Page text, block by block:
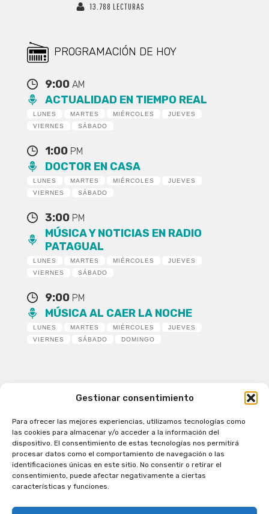
Gestionar consentimiento
Para ofrecer las mejores experiencias, utilizamos tecnologías como
las cookies para almacenar y/o acceder a la información del
dispositivo. El consentimiento de estas tecnologías nos permitirá
procesar datos como el comportamiento de navegación o las
identificaciones únicas en este sitio. No consentir o retirar el
consentimiento, puede afectar negativamente a ciertas
características y funciones.
13.788 LECTURAS
PROGRAMACIÓN DE HOY
9:00 AM
ACTUALIDAD EN TIEMPO REAL
LUNES MARTES MIÉRCOLES
JUEVES
VIERNES
SÁBADO
1:00 PM
DOCTOR EN CASA
LUNES MARTES MIÉRCOLES
JUEVES
VIERNES
SÁBADO
3:00 PM
MÚSICA Y NOTICIAS EN RADIO
PATAGUAL
LUNES MARTES MIÉRCOLES
JUEVES
VIERNES
SÁBADO
9:00 PM
MÚSICA AL CAER LA NOCHE
LUNES MARTES MIÉRCOLES
JUEVES
VIERNES
SÁBADO DOMINGO
Patagual Radio Digital 2026 - Todos los derechos
reservados
la Radio de Verdad
Cobertura
Programación